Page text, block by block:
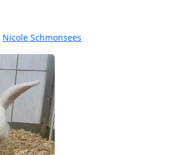
Nicole Schmonsees